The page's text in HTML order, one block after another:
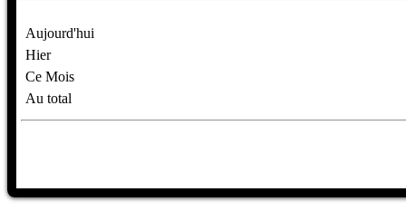
Aujourd'hui
Hier
Ce Mois
Au total